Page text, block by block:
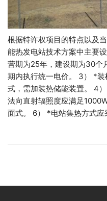
根据特许权项目的特点以及
能热发电站技术方案中主要
营期为25年，建设期为30个
期内执行统一电价。 3） *
式，需加装热储能装置。 4
法向直射辐照度应满足
面式。 6） *电站集热方式